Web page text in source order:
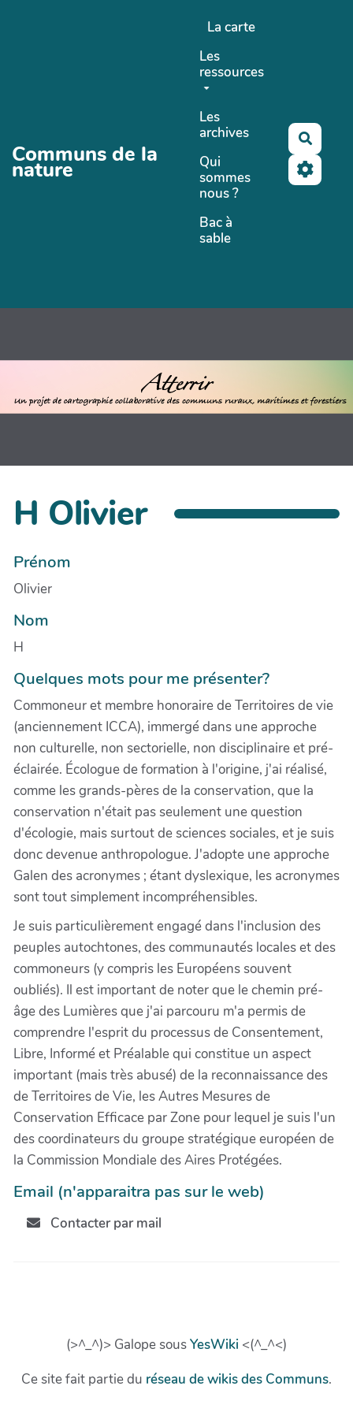
Communs de la
nature
La carte
Les
ressources
Les
archives
Qui
sommes
nous ?
Bac à
sable
H Olivier
Prénom
Olivier
Nom
H
Quelques mots pour me présenter?
Commoneur et membre honoraire de Territoires de vie
(anciennement ICCA), immergé dans une approche
non culturelle, non sectorielle, non disciplinaire et pré-
éclairée. Écologue de formation à l'origine, j'ai réalisé,
comme les grands-pères de la conservation, que la
conservation n'était pas seulement une question
d'écologie, mais surtout de sciences sociales, et je suis
donc devenue anthropologue. J'adopte une approche
Galen des acronymes ; étant dyslexique, les acronymes
sont tout simplement incompréhensibles.
Je suis particulièrement engagé dans l'inclusion des
peuples autochtones, des communautés locales et des
commoneurs (y compris les Européens souvent
oubliés). Il est important de noter que le chemin pré-
âge des Lumières que j'ai parcouru m'a permis de
comprendre l'esprit du processus de Consentement,
Libre, Informé et Préalable qui constitue un aspect
important (mais très abusé) de la reconnaissance des
de Territoires de Vie, les Autres Mesures de
Conservation Efficace par Zone pour lequel je suis l'un
des coordinateurs du groupe stratégique européen de
la Commission Mondiale des Aires Protégées.
Email (n'apparaitra pas sur le web)
Contacter par mail
(>^_^)> Galope sousYesWiki <(^_^<)
Ce site fait partie du réseau de wikis des Communs.